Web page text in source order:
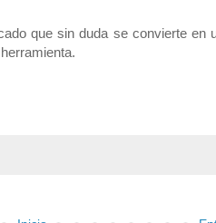
que sin duda se convierte en